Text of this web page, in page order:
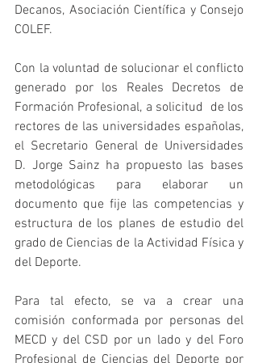
Decanos, Asociación Científica y Consejo
COLEF.
Con la voluntad de solucionar el conflicto
generado por los Reales Decretos de
Formación Profesional, a solicitud  de los
rectores de las universidades españolas,
el Secretario General de Universidades
D. Jorge Sainz ha propuesto las bases
metodológicas para elaborar un
documento que fije las competencias y
estructura de los planes de estudio del
grado de Ciencias de la Actividad Física y
del Deporte.
Para tal efecto, se va a crear una
comisión conformada por personas del
MECD y del CSD por un lado y del Foro
Profesional de Ciencias del Deporte por